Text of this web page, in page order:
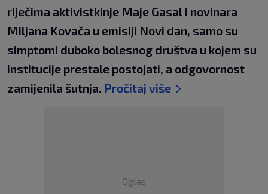
riječima aktivistkinje Maje Gasal i novinara
Miljana Kovača u emisiji Novi dan, samo su
simptomi duboko bolesnog društva u kojem su
institucije prestale postojati, a odgovornost
zamijenila šutnja. Pročitaj više
Oglas